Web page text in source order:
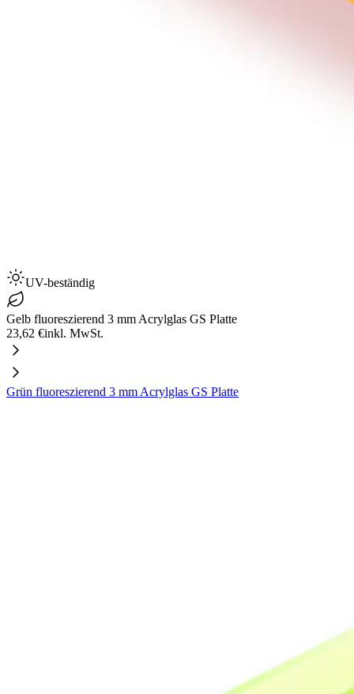
UV-beständig
Gelb fluoreszierend 3 mm Acrylglas GS Platte
23,62 €inkl. MwSt.
Grün fluoreszierend 3 mm Acrylglas GS Platte